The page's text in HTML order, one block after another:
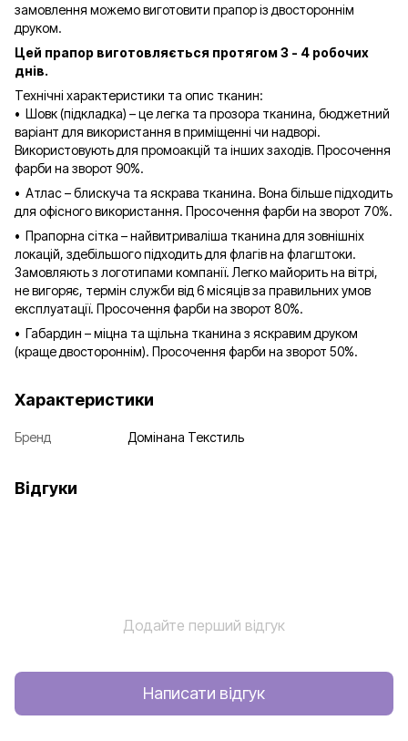
замовлення можемо виготовити прапор із двостороннім
друком.
Цей прапор виготовляється протягом 3 - 4 робочих
днів.
Технічні характеристики та опис тканин:
• Шовк (підкладка) – це легка та прозора тканина, бюджетний
варіант для використання в приміщенні чи надворі.
Використовують для промоакцій та інших заходів. Просочення
фарби на зворот 90%.
• Атлас – блискуча та яскрава тканина. Вона більше підходить
для офісного використання. Просочення фарби на зворот 70%.
• Прапорна сітка – найвитриваліша тканина для зовнішніх
локацій, здебільшого підходить для флагів на флагштоки.
Замовляють з логотипами компанії. Легко майорить на вітрі,
не вигоряє, термін служби від 6 місяців за правильних умов
експлуатації. Просочення фарби на зворот 80%.
• Габардин – міцна та щільна тканина з яскравим друком
(краще двостороннім). Просочення фарби на зворот 50%.
Характеристики
Бренд Домінана Текстиль
Відгуки
Додайте перший відгук
Написати відгук